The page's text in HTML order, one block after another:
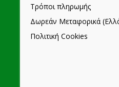
Τρόποι πληρωμής
Δωρεάν Μεταφορικά
Πολιτική Cookies